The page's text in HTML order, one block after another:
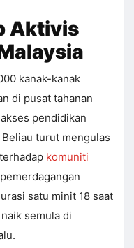
Aktivis
kanak-kanak
di pusat tahanan
pendidikan
turut mengulas
komuniti
satu minit 18 saat
semula di